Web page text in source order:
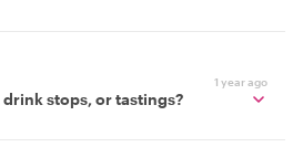
1 year ago
stops, or tastings?